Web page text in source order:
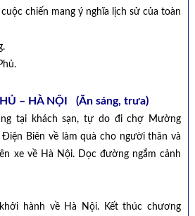
chiến mang ý nghĩa lịch sử của toàn
– HÀ NỘI (Ăn sáng, trưa)
tại khách sạn, tự do đi chợ Mường
Điện Biên về làm quà cho người thân và
xe về Hà Nội. Dọc đường ngắm cảnh
hành về Hà Nội. Kết thúc chương